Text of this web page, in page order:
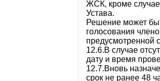
ЖСК, кроме
Устава.
Решение может
голосования
12.6.В случае
дату и время
12.7.Вновь
срок не ранее 48